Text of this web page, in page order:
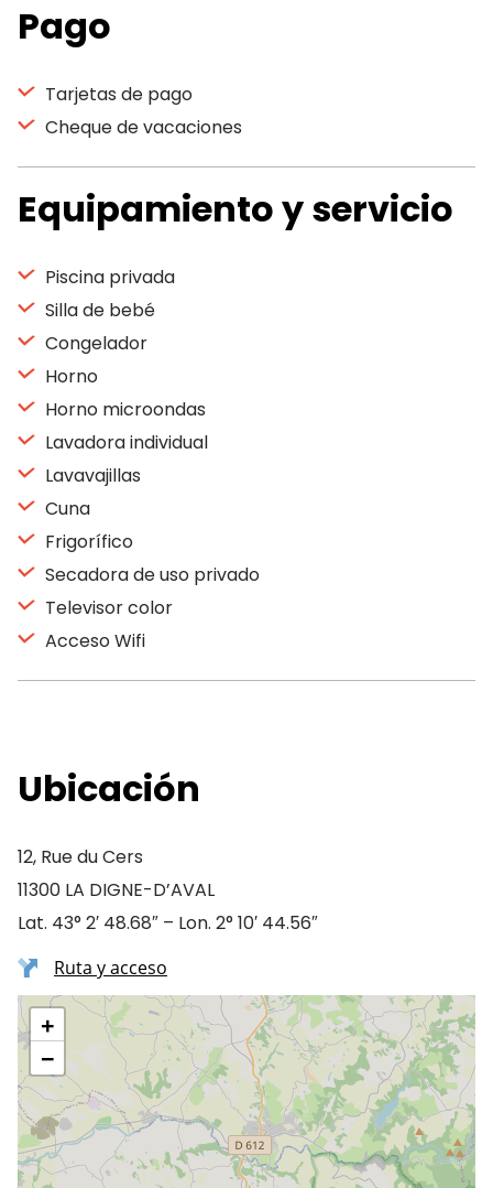
Pago
Tarjetas de pago
Cheque de vacaciones
Equipamiento y servicio
Piscina privada
Silla de bebé
Congelador
Horno
Horno microondas
Lavadora individual
Lavavajillas
Cuna
Frigorífico
Secadora de uso privado
Televisor color
Acceso Wifi
Ubicación
12, Rue du Cers
11300 LA DIGNE-D’AVAL
Lat. 43° 2′ 48.68″ – Lon. 2° 10′ 44.56″
Ruta y acceso
+
−